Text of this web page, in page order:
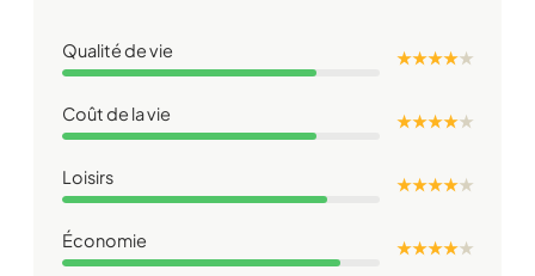
Qualité de vie ★ ★ ★ ★★
Coût de la vie ★ ★ ★ ★★
Loisirs ★ ★ ★ ★★
Économie ★ ★ ★ ★★